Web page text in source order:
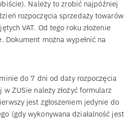
Należy to zrobić najpóźniej
rozpoczęcia sprzedaży towarów
VAT. Od tego roku złożenie
Dokument można wypełnić na
do 7 dni od daty rozpoczęcia
w ZUSie należy złożyć formularz
jest zgłoszeniem jedynie do
(gdy wykonywana działalność jest